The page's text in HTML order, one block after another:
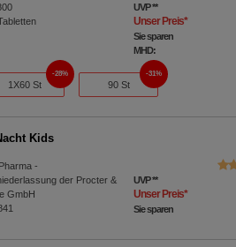
UVP**
Unser Preis*
Sie sparen
MHD:
1X60 St
28%
90 St
31%
Kids
-
der Procter &
GmbH
UVP**
Unser Preis*
Sie sparen